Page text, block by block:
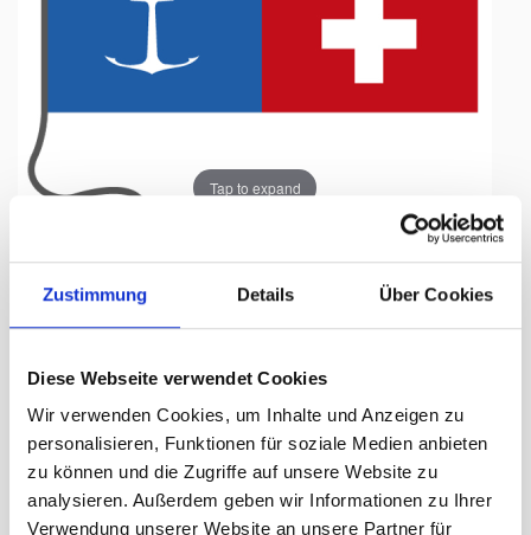
Zustimmung Details Über Cookies
Diese Webseite verwendet Cookies
Wir verwenden Cookies, um Inhalte und Anzeigen zu
personalisieren, Funktionen für soziale Medien anbieten
zu können und die Zugriffe auf unsere Website zu
analysieren. Außerdem geben wir Informationen zu Ihrer
Verwendung unserer Website an unsere Partner für
Tap to expand
Bodensee-Dreiländerfahne, 45 x 60
cm
Lieferzeit Tage: